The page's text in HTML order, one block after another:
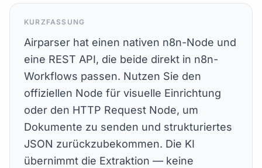
KURZFASSUNG
Airparser hat einen nativen n8n-Node und
eine REST API, die beide direkt in n8n-
Workflows passen. Nutzen Sie den
offiziellen Node für visuelle Einrichtung
oder den HTTP Request Node, um
Dokumente zu senden und strukturiertes
JSON zurückzubekommen. Die KI
übernimmt die Extraktion — keine